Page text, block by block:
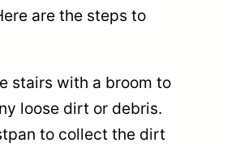
are the steps to
stairs with a broom to
loose dirt or debris.
to collect the dirt